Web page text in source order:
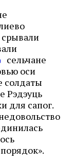
срывали
сельчане
оси
солдаты
Рэдэуць
для сапог.